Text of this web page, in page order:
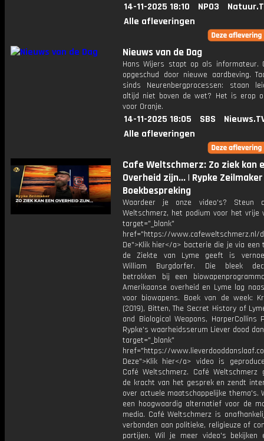
14-11-2025 18:10 NPO3
Alle afleveringen
Nieuws van de Dag
Hans Wijers stapt op als informateur.
opgeschud door nieuwe aardbeving.
sinds Neurenbergprocessen: staan
altijd niet boven de wet? Het is erop
voor Oranje.
14-11-2025 18:05 SBS
Alle afleveringen
Cafe Weltschmerz: Zo ziek kan
Overheid zijn... | Rypke
Boekbespreking
Waardeer je onze video's? Steun
Weltschmerz, het podium voor het vrije
target="_blank"
href="https://www.cafeweltschmerz.nl/
De">Klik hier</a> bacterie die je via een
de Ziekte van Lyme geeft is
William Burgdorfer. Die bleek
betrokken bij een
Amerikaanse overheid en Lyme lag
voor biowapens. Boek van de week:
(2019), Bitten, The Secret History of
and Biological Weapons, HarperCollins
Rypke's waarheidsserum Liever dood
target="_blank"
href="https://
Deze">Klik hier</a> video is
Café Weltschmerz. Café Weltschmerz
de kracht van het gesprek en zendt
over actuele maatschappelijke thema's.
een hoogwaardig alternatief voor de
media. Café Weltschmerz is
verbonden aan politieke, religieuze of
partijen. Wil je meer video's bekijken